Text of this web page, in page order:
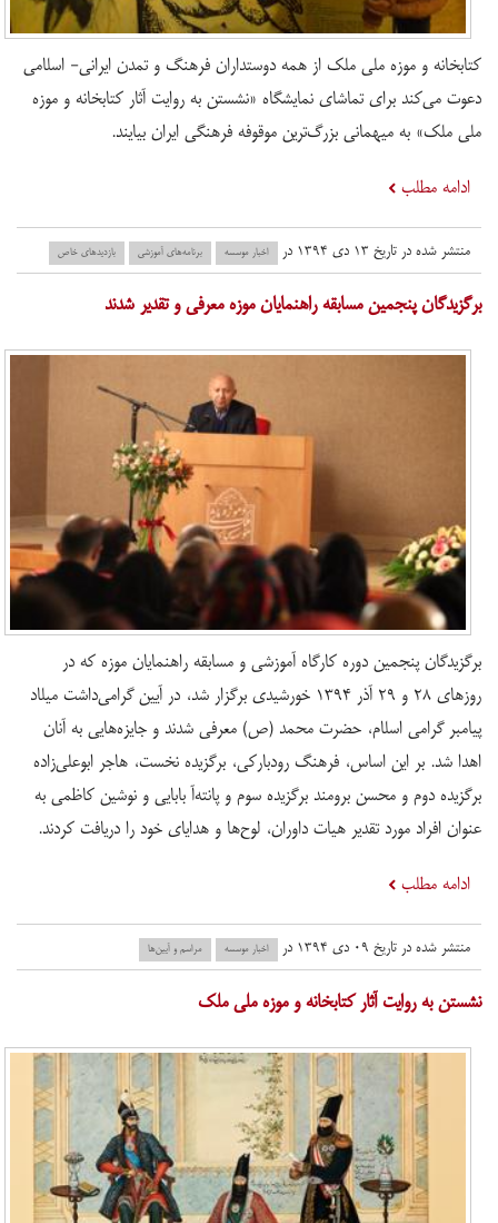
کتابخانه و موزه ملی ملک از همه دوستداران فرهنگ و تمدن ایرانی- اسلامی
دعوت می‌کند برای تماشای نمایشگاه «نشستن به روایت آثار کتابخانه و موزه
ملی ملک» به میهمانی بزرگ‌ترین موقوفه فرهنگی ایران بیایند.
ادامه مطلب
منتشر شده در تاریخ ۱۳ دی ۱۳۹۴ در اخبار موسسه برنامه‌های آموزشی بازدید‌های خاص
برگزیدگان پنجمین مسابقه راهنمایان موزه معرفی و تقدیر شدند
برگزیدگان پنجمین دوره کارگاه آموزشی و مسابقه راهنمایان موزه که در
روزهای ۲۸ و ۲۹ آذر ۱۳۹۴ خورشیدی برگزار شد، در آیین گرامی‌داشت میلاد
پیامبر گرامی اسلام، حضرت محمد (ص) معرفی شدند و جایزه‌هایی به آنان
اهدا شد. بر این اساس، فرهنگ رودبارکی، برگزیده نخست، هاجر ابوعلی‌زاده
برگزیده دوم و محسن برومند برگزیده سوم و پانته‌آ بابایی و نوشین کاظمی به
عنوان افراد مورد تقدیر هیات داوران، لوح‌ها و هدایای خود را دریافت کردند.
ادامه مطلب
منتشر شده در تاریخ ۰۹ دی ۱۳۹۴ در اخبار موسسه مراسم و آیین‌ها
نشستن به روایت آثار کتابخانه و موزه ملی ملک